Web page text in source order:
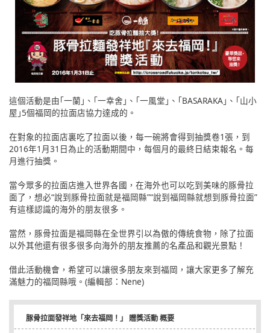
這個活動是由｢一蘭｣、｢一幸舍｣、｢一風堂｣、｢BASARAKA｣、｢山小
屋｣5個福岡的拉面店協力達成的。
在對象的拉面店裏吃了拉面以後，每一碗將會得到抽獎卷1張，到
2016年1月31日為止的活動期間中，每個月的最終日結束報名。每
月進行抽獎。
當今眾多的拉面店進入世界各國，在海外也可以吃到美味的豚骨拉
面了，想必“說到豚骨拉面就是福岡縣”“說到福岡縣就想到豚骨拉面”
有這樣認識的海外的朋友很多。
當然，豚骨拉面是福岡縣在全世界引以為傲的傳統食物，除了拉面
以外其他還有很多很多向海外的朋友推薦的名產品和觀光景點！
借此活動機會，希望可以讓很多朋友來到福岡，讓大家更多了解充
滿魅力的福岡縣哦。(編輯部：Nene)
豚骨拉面發祥地「來去福岡！」 贈獎活動 概要